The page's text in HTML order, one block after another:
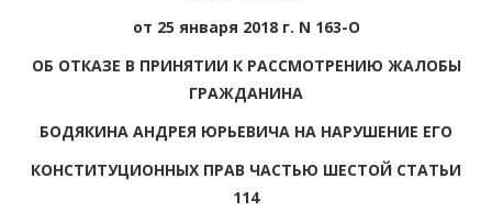
от 25 января 2018 г. N 163-О
ОБ ОТКАЗЕ В ПРИНЯТИИ К РАССМОТРЕНИЮ ЖАЛОБЫ
ГРАЖДАНИНА
БОДЯКИНА АНДРЕЯ ЮРЬЕВИЧА НА НАРУШЕНИЕ ЕГО
КОНСТИТУЦИОННЫХ ПРАВ ЧАСТЬЮ ШЕСТОЙ СТАТЬИ
114